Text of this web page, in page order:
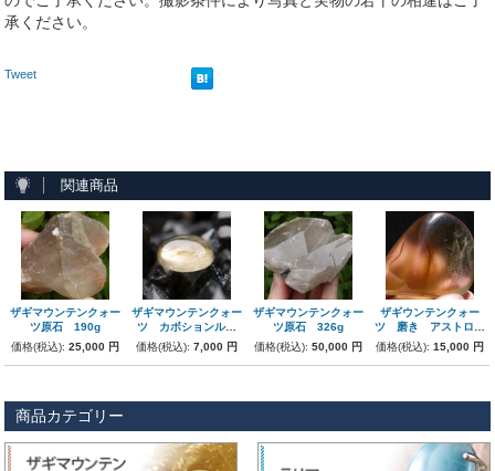
承ください。
Tweet
関連商品
ザギマウンテンクォー
ツ原石 190g
価格(税込):25,000 円
ザギマウンテンクォー
ツ カボションルー
ス 4.5g パキスタン
産
価格(税込):7,000 円
ザギマウンテンクォー
ツ原石 326g
価格(税込): 50,000 円
ザギウンテンクォー
ツ 磨き アストロフ
ィライト入り
価格(税込): 15,000 円
商品カテゴリー